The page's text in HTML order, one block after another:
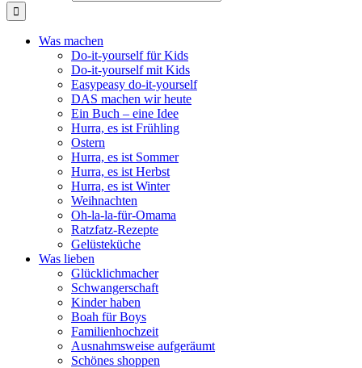
Was machen
Do-it-yourself für Kids
Do-it-yourself mit Kids
Easypeasy do-it-yourself
DAS machen wir heute
Ein Buch – eine Idee
Hurra, es ist Frühling
Ostern
Hurra, es ist Sommer
Hurra, es ist Herbst
Hurra, es ist Winter
Weihnachten
Oh-la-la-für-Omama
Ratzfatz-Rezepte
Gelüsteküche
Was lieben
Glücklichmacher
Schwangerschaft
Kinder haben
Boah für Boys
Familienhochzeit
Ausnahmsweise aufgeräumt
Schönes shoppen